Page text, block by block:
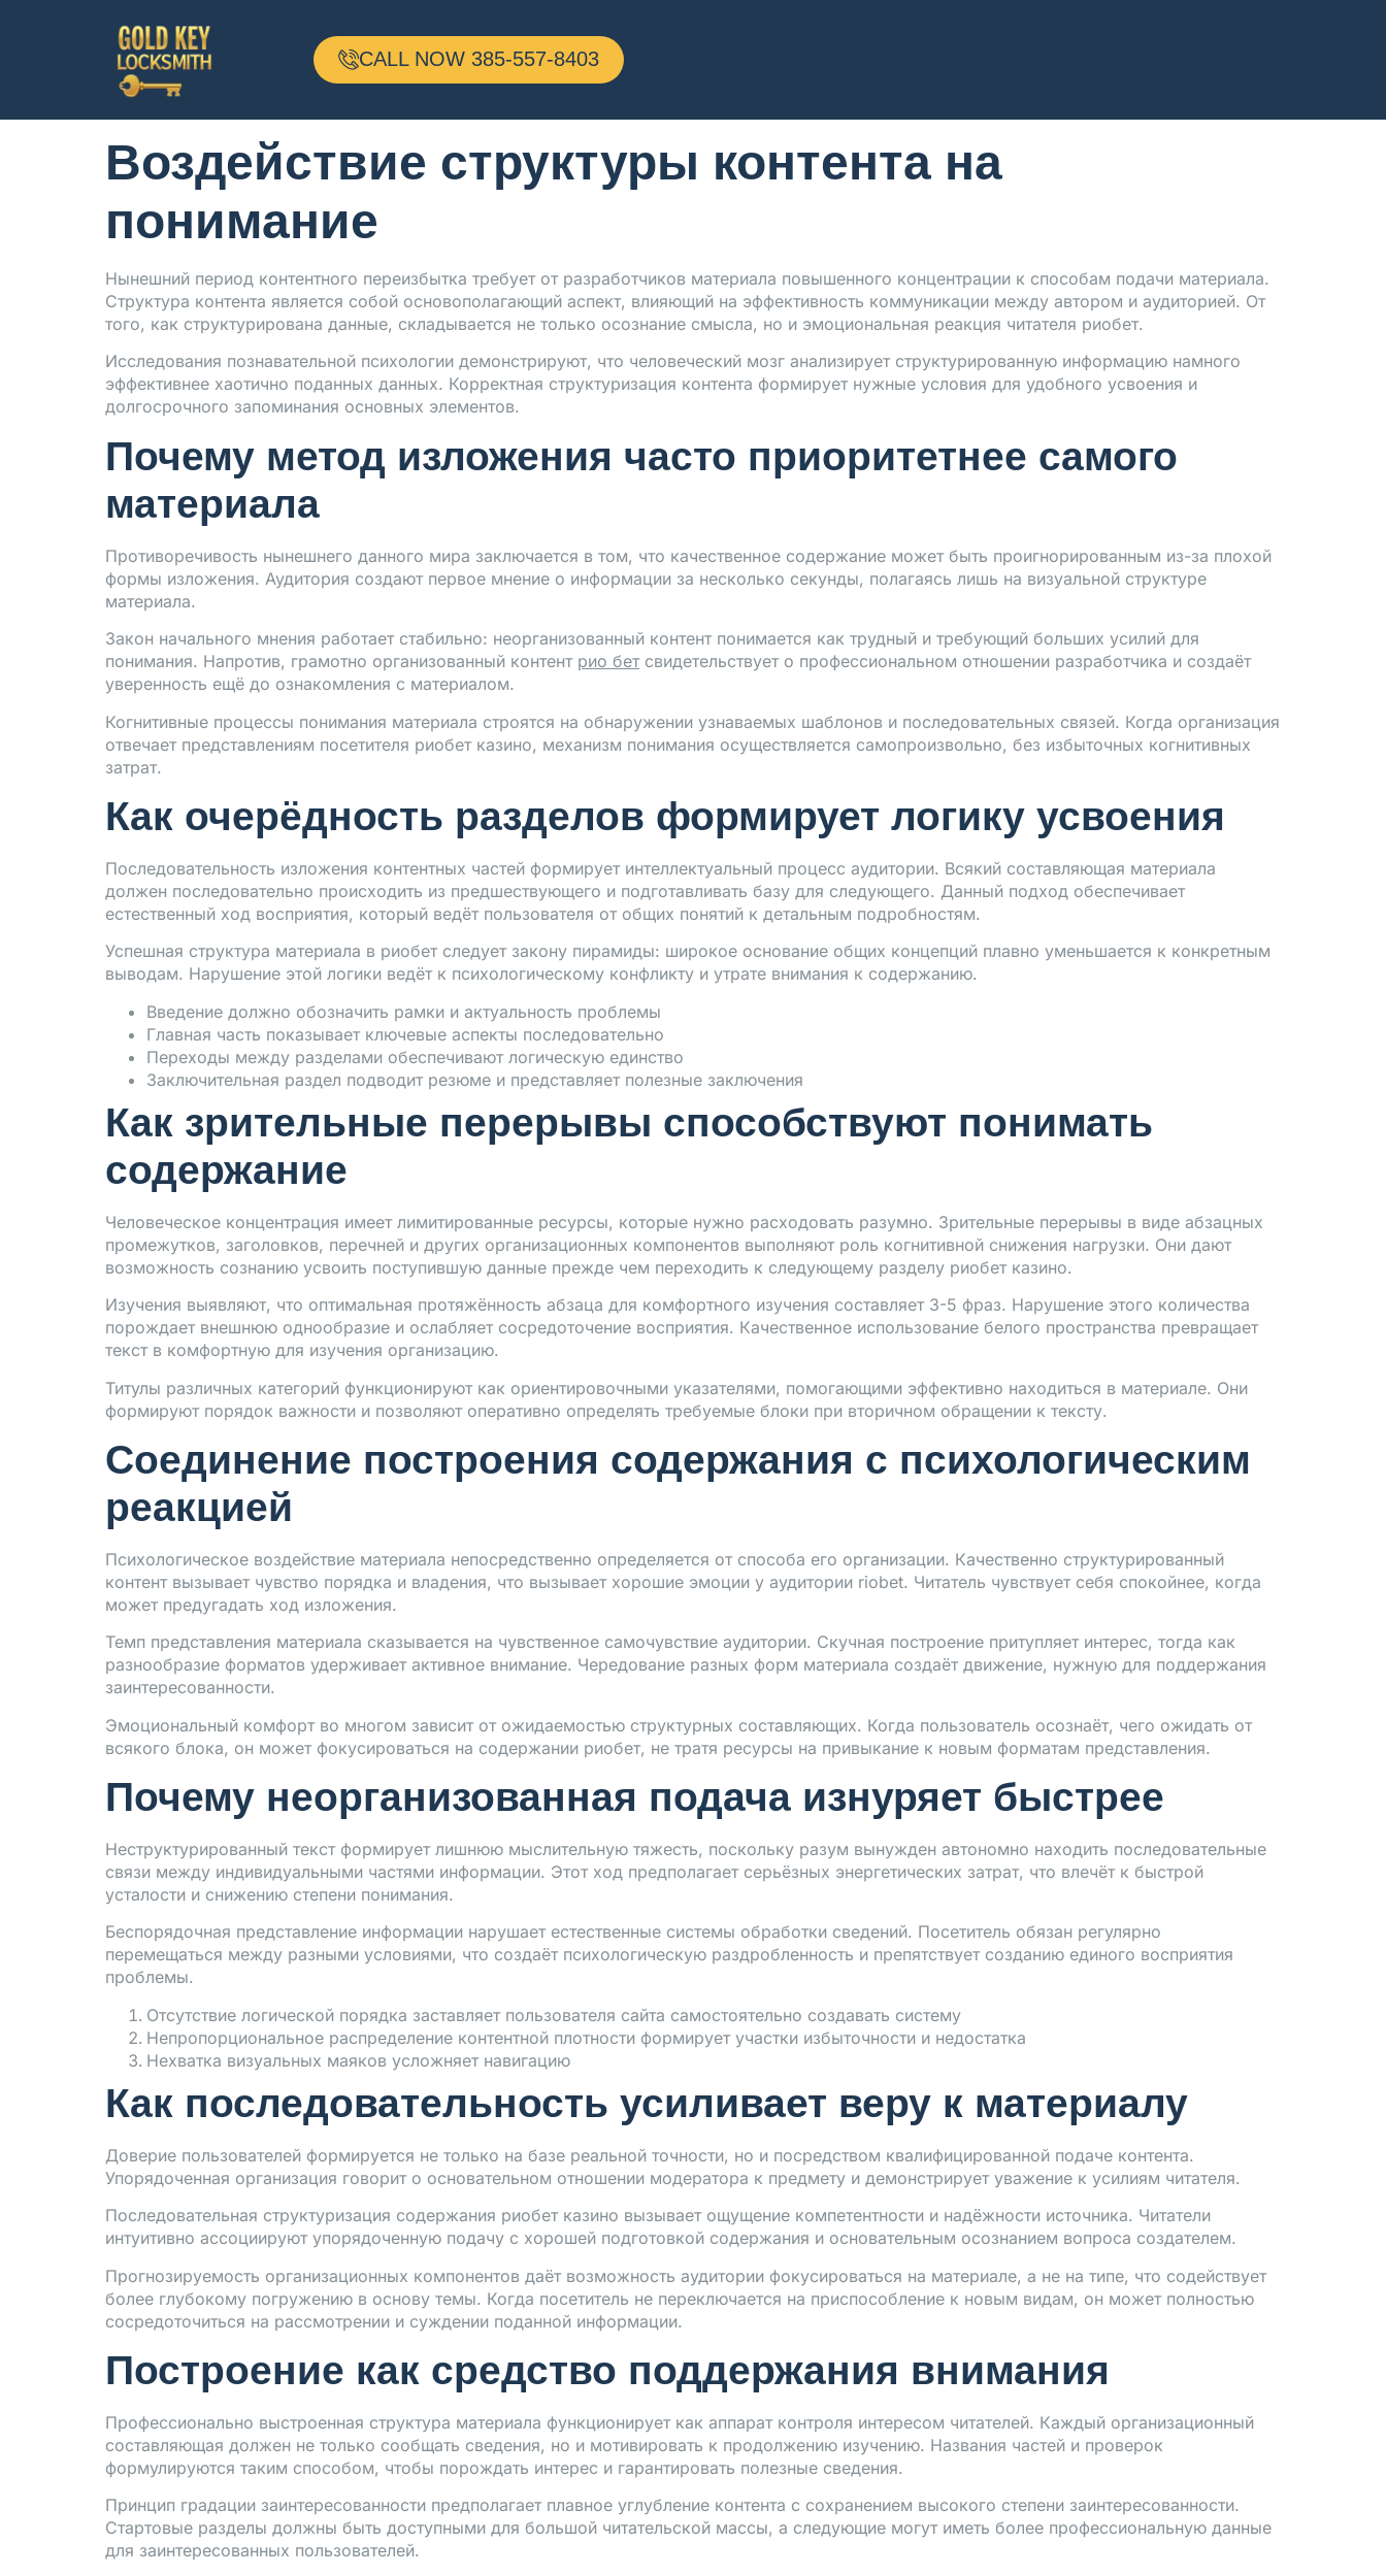
CALL NOW 385-557-8403
Воздействие структуры контента на
понимание
Воздействие структуры контента на
понимание
Нынешний период контентного переизбытка требует от разработчиков материала повышенного концентрации к способам подачи материала.
Структура контента является собой основополагающий аспект, влияющий на эффективность коммуникации между автором и аудиторией. От
того, как структурирована данные, складывается не только осознание смысла, но и эмоциональная реакция читателя риобет.
Исследования познавательной психологии демонстрируют, что человеческий мозг анализирует структурированную информацию намного
эффективнее хаотично поданных данных. Корректная структуризация контента формирует нужные условия для удобного усвоения и
долгосрочного запоминания основных элементов.
Почему метод изложения часто приоритетнее самого
материала
Противоречивость нынешнего данного мира заключается в том, что качественное содержание может быть проигнорированным из-за плохой
формы изложения. Аудитория создают первое мнение о информации за несколько секунды, полагаясь лишь на визуальной структуре
материала.
Закон начального мнения работает стабильно: неорганизованный контент понимается как трудный и требующий больших усилий для
понимания. Напротив, грамотно организованный контент рио бетсвидетельствует о профессиональном отношении разработчика и создаёт
уверенность ещё до ознакомления с материалом.
Когнитивные процессы понимания материала строятся на обнаружении узнаваемых шаблонов и последовательных связей. Когда организация
отвечает представлениям посетителя риобет казино, механизм понимания осуществляется самопроизвольно, без избыточных когнитивных
затрат.
Как очерёдность разделов формирует логику усвоения
Последовательность изложения контентных частей формирует интеллектуальный процесс аудитории. Всякий составляющая материала
должен последовательно происходить из предшествующего и подготавливать базу для следующего. Данный подход обеспечивает
естественный ход восприятия, который ведёт пользователя от общих понятий к детальным подробностям.
Успешная структура материала в риобет следует закону пирамиды: широкое основание общих концепций плавно уменьшается к конкретным
выводам. Нарушение этой логики ведёт к психологическому конфликту и утрате внимания к содержанию.
Введение должно обозначить рамки и актуальность проблемы
Главная часть показывает ключевые аспекты последовательно
Переходы между разделами обеспечивают логическую единство
Заключительная раздел подводит резюме и представляет полезные заключения
Как зрительные перерывы способствуют понимать
содержание
Человеческое концентрация имеет лимитированные ресурсы, которые нужно расходовать разумно. Зрительные перерывы в виде абзацных
промежутков, заголовков, перечней и других организационных компонентов выполняют роль когнитивной снижения нагрузки. Они дают
возможность сознанию усвоить поступившую данные прежде чем переходить к следующему разделу риобет казино.
Изучения выявляют, что оптимальная протяжённость абзаца для комфортного изучения составляет 3-5 фраз. Нарушение этого количества
порождает внешнюю однообразие и ослабляет сосредоточение восприятия. Качественное использование белого пространства превращает
текст в комфортную для изучения организацию.
Титулы различных категорий функционируют как ориентировочными указателями, помогающими эффективно находиться в материале. Они
формируют порядок важности и позволяют оперативно определять требуемые блоки при вторичном обращении к тексту.
Соединение построения содержания с психологическим
реакцией
Психологическое воздействие материала непосредственно определяется от способа его организации. Качественно структурированный
контент вызывает чувство порядка и владения, что вызывает хорошие эмоции у аудитории riobet. Читатель чувствует себя спокойнее, когда
может предугадать ход изложения.
Темп представления материала сказывается на чувственное самочувствие аудитории. Скучная построение притупляет интерес, тогда как
разнообразие форматов удерживает активное внимание. Чередование разных форм материала создаёт движение, нужную для поддержания
заинтересованности.
Эмоциональный комфорт во многом зависит от ожидаемостью структурных составляющих. Когда пользователь осознаёт, чего ожидать от
всякого блока, он может фокусироваться на содержании риобет, не тратя ресурсы на привыкание к новым форматам представления.
Почему неорганизованная подача изнуряет быстрее
Неструктурированный текст формирует лишнюю мыслительную тяжесть, поскольку разум вынужден автономно находить последовательные
связи между индивидуальными частями информации. Этот ход предполагает серьёзных энергетических затрат, что влечёт к быстрой
усталости и снижению степени понимания.
Беспорядочная представление информации нарушает естественные системы обработки сведений. Посетитель обязан регулярно
перемещаться между разными условиями, что создаёт психологическую раздробленность и препятствует созданию единого восприятия
проблемы.
Отсутствие логической порядка заставляет пользователя сайта самостоятельно создавать систему
Непропорциональное распределение контентной плотности формирует участки избыточности и недостатка
Нехватка визуальных маяков усложняет навигацию
Как последовательность усиливает веру к материалу
Доверие пользователей формируется не только на базе реальной точности, но и посредством квалифицированной подаче контента.
Упорядоченная организация говорит о основательном отношении модератора к предмету и демонстрирует уважение к усилиям читателя.
Последовательная структуризация содержания риобет казино вызывает ощущение компетентности и надёжности источника. Читатели
интуитивно ассоциируют упорядоченную подачу с хорошей подготовкой содержания и основательным осознанием вопроса создателем.
Прогнозируемость организационных компонентов даёт возможность аудитории фокусироваться на материале, а не на типе, что содействует
более глубокому погружению в основу темы. Когда посетитель не переключается на приспособление к новым видам, он может полностью
сосредоточиться на рассмотрении и суждении поданной информации.
Построение как средство поддержания внимания
Профессионально выстроенная структура материала функционирует как аппарат контроля интересом читателей. Каждый организационный
составляющая должен не только сообщать сведения, но и мотивировать к продолжению изучению. Названия частей и проверок
формулируются таким способом, чтобы порождать интерес и гарантировать полезные сведения.
Принцип градации заинтересованности предполагает плавное углубление контента с сохранением высокого степени заинтересованности.
Стартовые разделы должны быть доступными для большой читательской массы, а следующие могут иметь более профессиональную данные
для заинтересованных пользователей.